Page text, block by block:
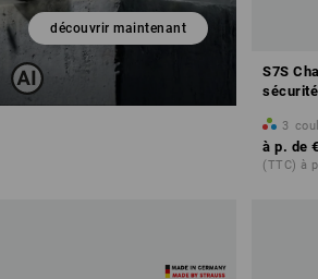
découvrir maintenant
S7S
3
à p. de
(TTC) à